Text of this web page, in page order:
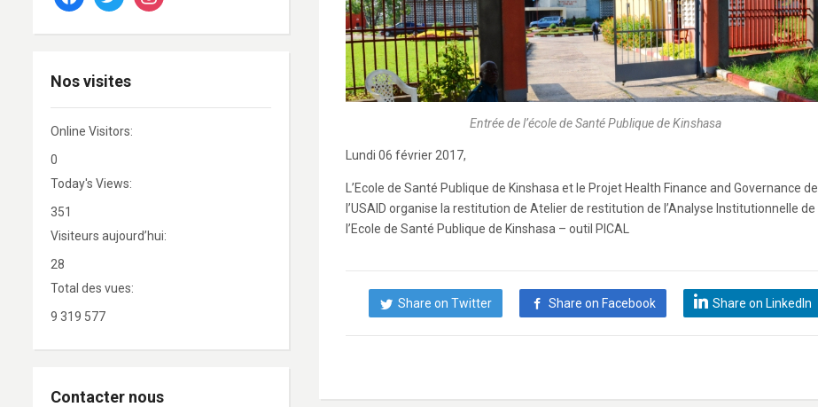
Nos visites
Online Visitors:
0
Today's Views:
351
Visiteurs aujourd’hui:
28
Total des vues:
9 319 577
Contacter nous
Entrée de l’école de Santé Publique de Kinshasa
Lundi 06 février 2017,
L’Ecole de Santé Publique de Kinshasa et le Projet Health Finance and Governance de
l’USAID organise la restitution de Atelier de restitution de l’Analyse Institutionnelle de
l’Ecole de Santé Publique de Kinshasa – outil PICAL
Share on Twitter Share on Facebook Share on LinkedIn